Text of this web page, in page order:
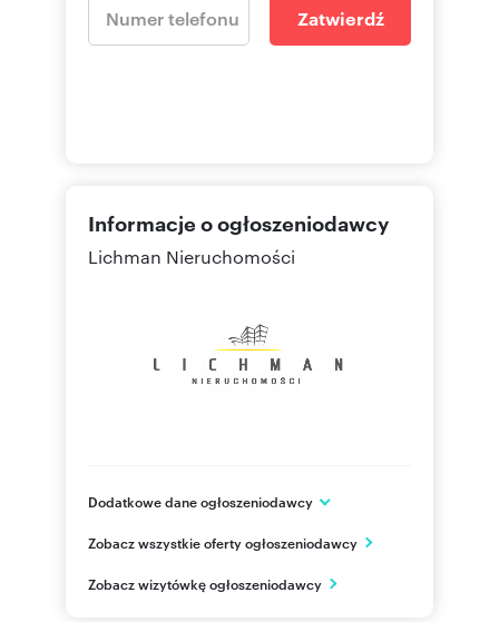
Zatwierdź
Informacje o ogłoszeniodawcy
Lichman Nieruchomości
Dodatkowe dane ogłoszeniodawcy
Łódź
PL
Zobacz wszystkie oferty ogłoszeniodawcy
Zobacz wizytówkę ogłoszeniodawcy